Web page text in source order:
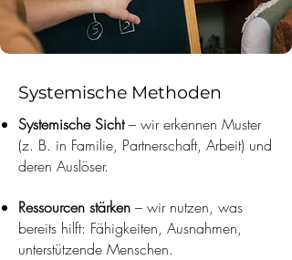
Systemische Methoden
Systemische Sicht– wir erkennen Muster
(z. B. in Familie, Partnerschaft, Arbeit) und
deren Auslöser.
Ressourcen stärken – wir nutzen, was
bereits hilft: Fähigkeiten, Ausnahmen,
unterstützende Menschen.